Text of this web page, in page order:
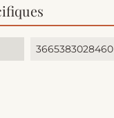
3665383028460